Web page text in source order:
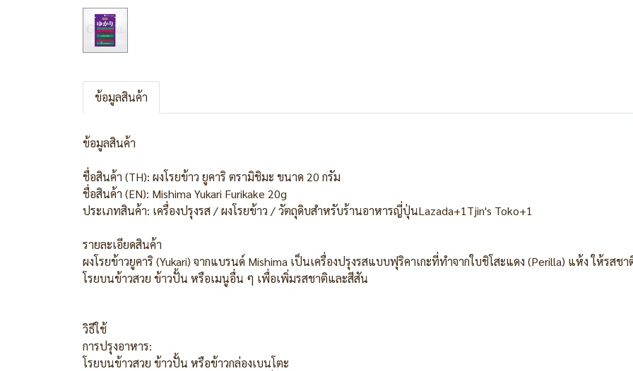
ข้อมูลสินค้า
ข้อมูลสินค้า
ชื่อสินค้า (TH): ผงโรยข้าว ยูคาริ ตรามิชิมะ ขนาด 20 กรัม
ชื่อสินค้า (EN): Mishima Yukari Furikake 20g
ประเภทสินค้า: เครื่องปรุงรส / ผงโรยข้าว / วัตถุดิบสำหรับร้านอาหารญี่ปุ่นLazada+1Tjin's Toko+1
รายละเอียดสินค้า
ผงโรยข้าวยูคาริ (Yukari) จากแบรนด์ Mishima เป็นเครื่องปรุงรสแบบฟุริคาเกะที่ทำจากใบชิโสะแดง (Perilla) แห้ง ให้รส
โรยบนข้าวสวย ข้าวปั้น หรือเมนูอื่น ๆ เพื่อเพิ่มรสชาติและสีสัน
วิธีใช้
การปรุงอาหาร:
โรยบนข้าวสวย ข้าวปั้น หรือข้าวกล่องเบนโตะ